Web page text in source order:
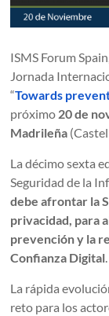
ISMS Forum
Jornada
“Towards
próximo 20 de
Madrileña
La décimo sexta
Seguridad de la
debe afrontar la
privacidad, para
prevención y la
Confianza Digital.
La rápida
reto para los